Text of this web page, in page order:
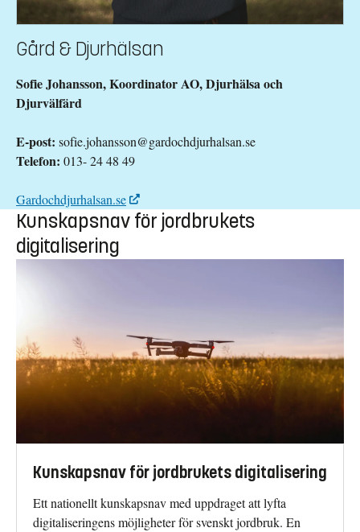
Gård & Djurhälsan
Sofie Johansson, Koordinator AO, Djurhälsa och
Djurvälfärd
E-post: sofie.johansson@gardochdjurhalsan.se
Telefon: 013- 24 48 49
Gardochdjurhalsan.se
Kunskapsnav för jordbrukets
digitalisering
Kunskapsnav för jordbrukets digitalisering
Ett nationellt kunskapsnav med uppdraget att lyfta
digitaliseringens möjligheter för svenskt jordbruk. En